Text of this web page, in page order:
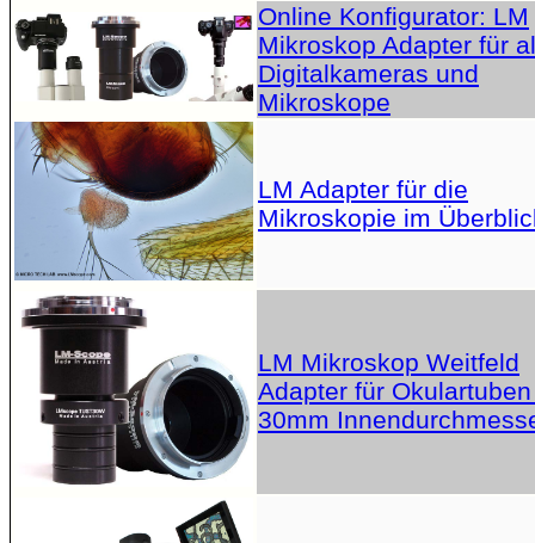
Online Konfigurator: LM
Mikroskop Adapter für
Digitalkameras und
Mikroskope
LM Adapter für die
Mikroskopie im
LM Mikroskop Weitfeld
Adapter für
30mm